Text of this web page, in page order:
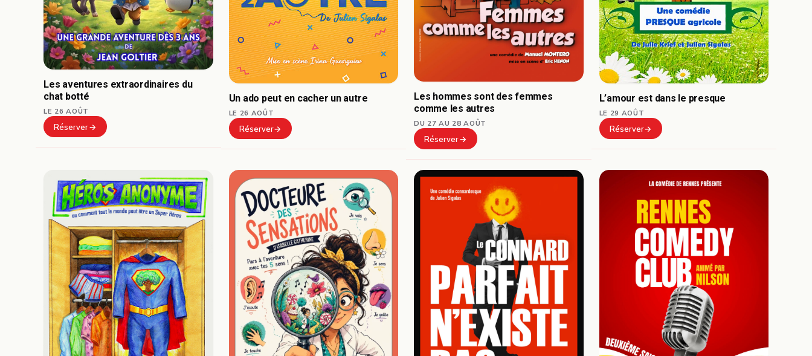
Les aventures extraordinaires du
chat botté
LE 26 AOÛT
Réserver
Un ado peut en cacher un autre
LE 26 AOÛT
Réserver
Les hommes sont des femmes
comme les autres
DU 27 AU 28 AOÛT
Réserver
L’amour est dans le presque
LE 29 AOÛT
Réserver